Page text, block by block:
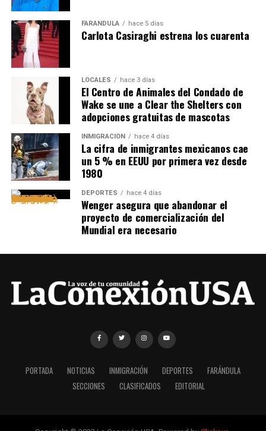
FARÁNDULA hace 5 días
Carlota Casiraghi estrena los cuarenta
LOCALES hace 3 días
El Centro de Animales del Condado de
Wake se une a Clear the Shelters con
adopciones gratuitas de mascotas
INMIGRACIÓN hace 4 días
La cifra de inmigrantes mexicanos cae
un 5 % en EEUU por primera vez desde
1980
DEPORTES hace 4 días
Wenger asegura que abandonar el
proyecto de comercialización del
Mundial era necesario
PORTADA NOTICIAS INMIGRACIÓN DEPORTES
FARÁNDULA
SECCIONES
CLASIFICADOS EDITORIAL